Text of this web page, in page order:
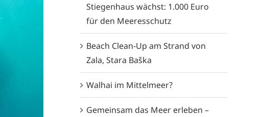
Stiegenhaus wächst: 1.000 Euro
für den Meeresschutz
Beach Clean-Up am Strand von
Zala, Stara Baška
Walhai im Mittelmeer?
Gemeinsam das Meer erleben –